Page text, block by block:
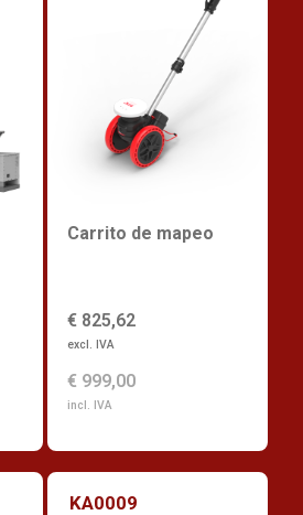
Carrito de mapeo
€ 825,62
excl. IVA
€ 999,00
incl. IVA
KA0009